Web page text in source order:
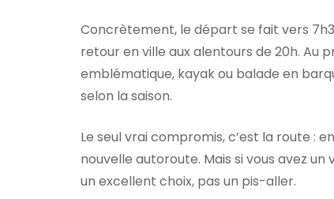
Concrètement, le départ se fait vers
retour en ville aux alentours de 20h. Au
emblématique, kayak ou balade en
selon la saison.
Le seul vrai compromis, c’est la route :
nouvelle autoroute. Mais si vous avez
un excellent choix, pas un pis-aller.